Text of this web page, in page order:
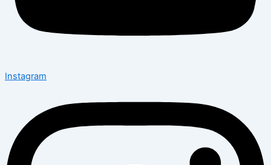
Instagram